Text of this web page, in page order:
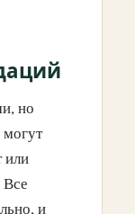
но
или
Все
и